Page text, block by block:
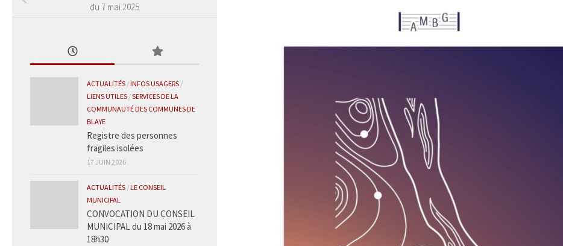
du 7 mai 2025
ACTUALITÉS /INFOS USAGERS /
LIENS UTILES /SERVICES DE LA
COMMUNAUTÉ DES COMMUNES DE
BLAYE
Registre des personnes
fragiles isolées
17 JUIN 2026
ACTUALITÉS /LE CONSEIL
MUNICIPAL
CONVOCATION DU CONSEIL
MUNICIPAL du 18 mai 2026 à
18h30